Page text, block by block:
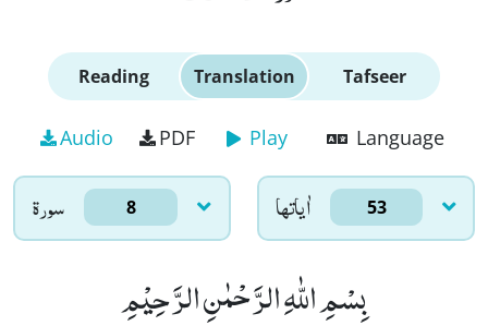
Reading Translation Tafseer
Audio PDF Play Language
سورۃ 8 اٰياتها 53
بِسْمِ اللّٰهِ الرَّحْمٰنِ الرَّحِیْمِ